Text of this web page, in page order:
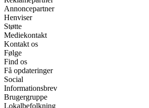
Annoncepartner
Henviser
Støtte
Mediekontakt
Kontakt os
Følge
Find os
Få opdateringer
Social
Informationsbrev
Brugergruppe
Lokalbefolkning